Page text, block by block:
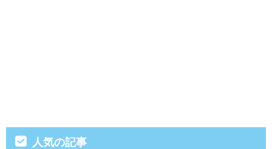
人気の記事